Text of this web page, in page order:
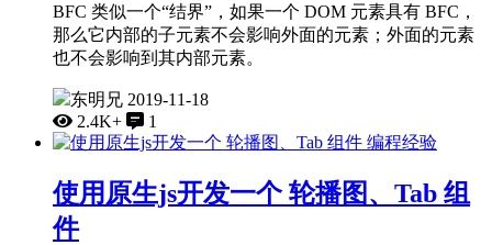
BFC 类似一个“结界”，如果一个 DOM 元素具有 BFC，
那么它内部的子元素不会影响外面的元素；外面的元素
也不会影响到其内部元素。
东明兄 2019-11-18
2.4K+
1
编程经验
使用原生js开发一个 轮播图、Tab 组
件